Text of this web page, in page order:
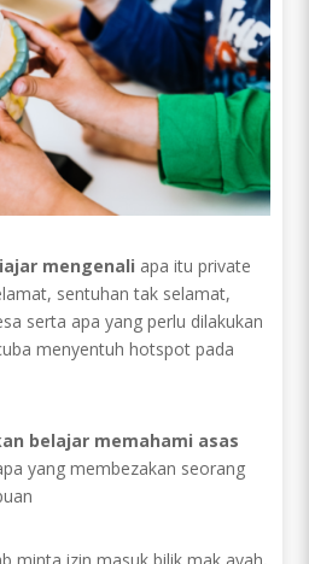
mengenali apa itu private
sentuhan tak selamat,
serta apa yang perlu dilakukan
menyentuh hotspot pada
belajar memahami asas
yang membezakan seorang